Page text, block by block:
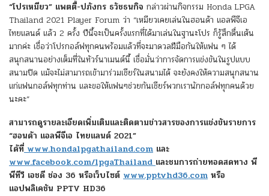
“โปรเหมียว” แพตตี้-ปภังกร ธวัชธนกิจ กล่าวผ่านกิจกรรม Honda LPGA
Thailand 2021 Player Forum ว่า “เหมียวเคยเล่นในฮอนด้า แอลพีจีเอ
ไทยแลนด์ แล้ว 2 ครั้ง ปีนี้จะเป็นครั้งแรกที่ได้มาเล่นในฐานะโปร ก็รู้สึกตื่นเต้น
มากค่ะ เชื่อว่าโปรกอล์ฟทุกคนพร้อมแล้วที่จะมาดวลฝีมือกันให้แฟน ๆ ได้
สนุกสนานอย่างเต็มที่ในทัวร์นาเมนต์นี้ เชื่อมั่นว่าการจัดการแข่งขันในรูปแบบ
สนามปิด แม้จะไม่สามารถเข้ามาร่วมเชียร์ในสนามได้ จะยังคงให้ความสนุกสนาน
แก่แฟนกอล์ฟทุกท่าน และขอให้แฟนๆช่วยกันเชียร์พวกเรานักกอล์ฟทุกคนด้วย
นะคะ”
สามารถดูรายละเอียดเพิ่มเติมและติดตามข่าวสารของการแข่งขันรายการ
“ฮอนด้า แอลพีจีเอ ไทยแลนด์ 2021”
ได้ที่ www.hondalpgathailand.com และ
www.facebook.com/lpgaThailand และชมการถ่ายทอดสดทาง พี
พีทีวี เอชดี ช่อง 36 หรือเว็บไซต์ www.pptvhd36.com หรือ
แอปพลิเคชัน PPTV HD36